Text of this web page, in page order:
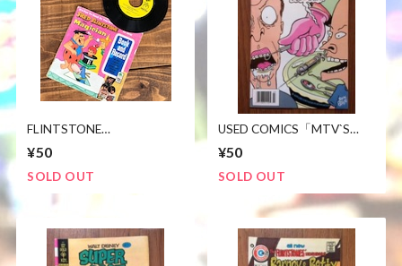
FLINTSTONE
BOOK&RECORDS
¥50
SOLD OUT
USED COMICS「MTV`S
BEAVIS AND BUTT-HEAD」
¥50
SOLD OUT